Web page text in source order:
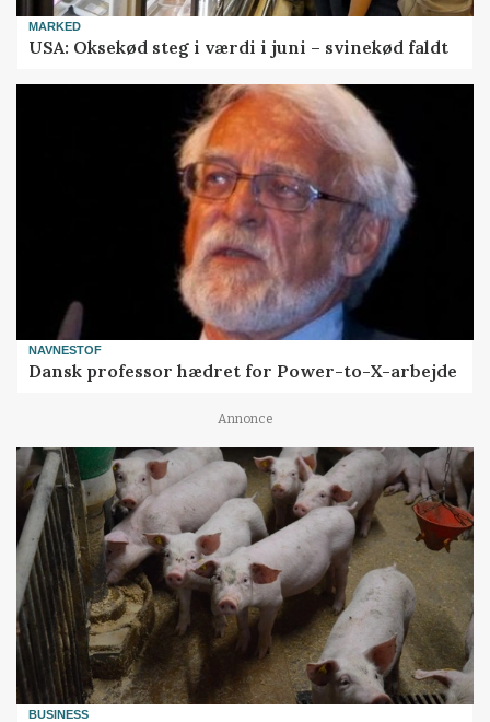
MARKED
USA: Oksekød steg i værdi i juni – svinekød faldt
NAVNESTOF
Dansk professor hædret for Power-to-X-arbejde
Annonce
BUSINESS